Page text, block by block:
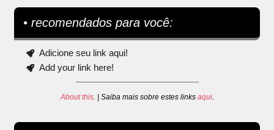
• recomendados para você:
Adicione seu link aqui!
Add your link here!
About this. | Saiba mais sobre estes links aqui.